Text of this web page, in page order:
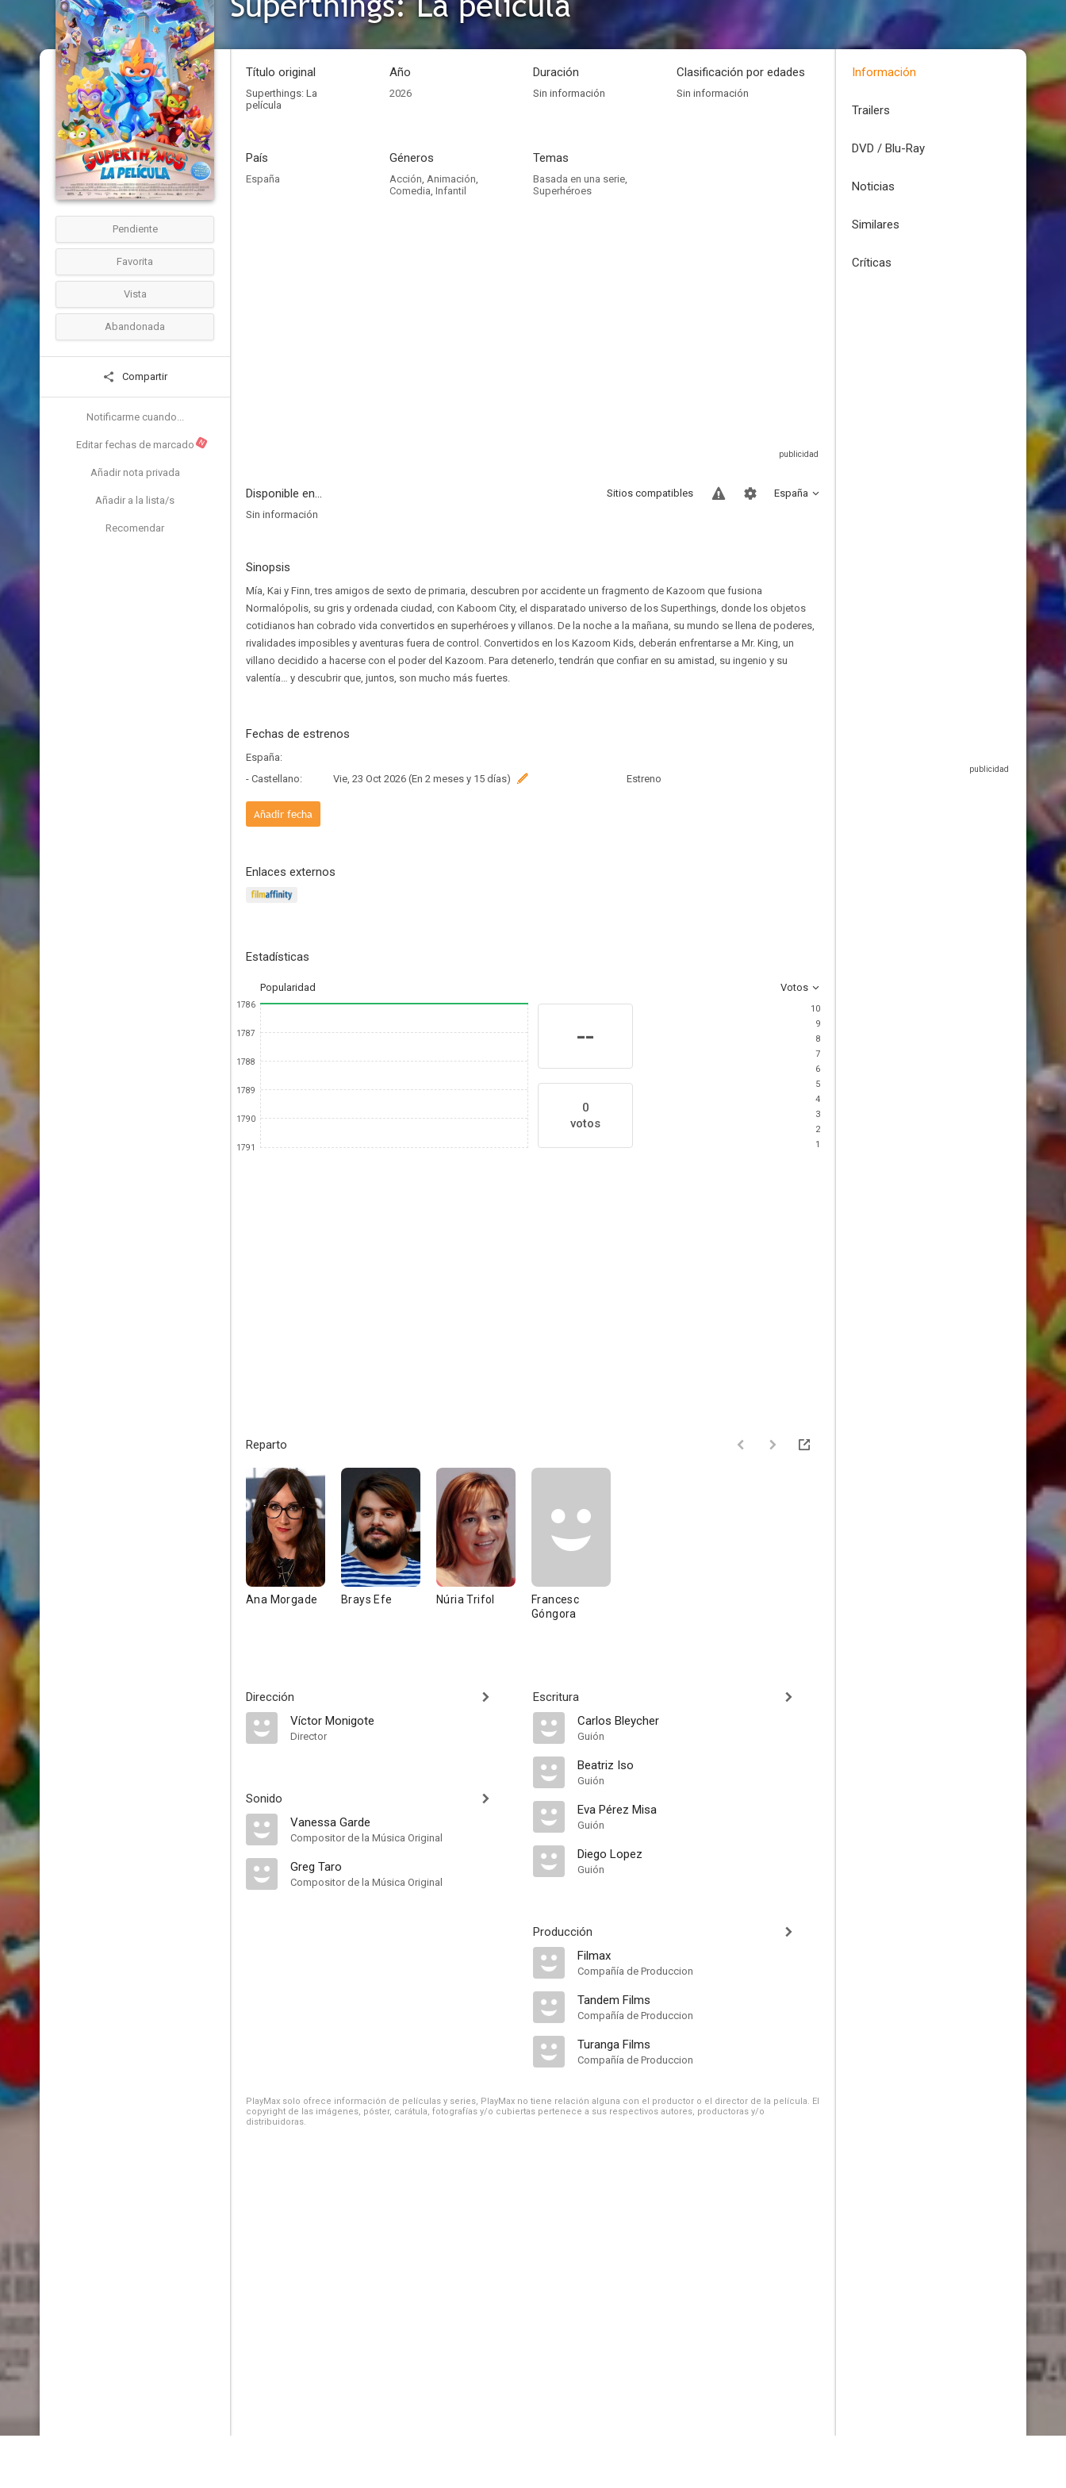
Pendiente
Favorita
Vista
Abandonada
Compartir
Notificarme cuando...
Editar fechas de marcado N
Añadir nota privada
Añadir a la lista/s
Recomendar
Título original
Superthings: La
película
Año
2026
Duración
Sin información
Clasificación por edades
Sin información
País
España
Géneros
Acción, Animación,
Comedia, Infantil
Temas
Basada en una serie,
Superhéroes
Disponible en... España
Sitios compatibles
Sin información
Sinopsis
Mía, Kai y Finn, tres amigos de sexto de primaria, descubren por accidente un fragmento de Kazoom que fusiona
Normalópolis, su gris y ordenada ciudad, con Kaboom City, el disparatado universo de los Superthings, donde los objetos
cotidianos han cobrado vida convertidos en superhéroes y villanos. De la noche a la mañana, su mundo se llena de poderes,
rivalidades imposibles y aventuras fuera de control. Convertidos en los Kazoom Kids, deberán enfrentarse a Mr. King, un
villano decidido a hacerse con el poder del Kazoom. Para detenerlo, tendrán que confiar en su amistad, su ingenio y su
valentía… y descubrir que, juntos, son mucho más fuertes.
Fechas de estrenos
España:
- Castellano:
Vie, 23 Oct 2026 (En 2 meses y 15 días) Estreno
Añadir fecha
Enlaces externos
Estadísticas
Popularidad Votos
1786
1787
1788
1789
1790
1791
--
0
votos
10
9
8
7
6
5
4
3
2
1
Reparto
Ana Morgade Brays Efe Núria Trifol
Francesc
Góngora
Dirección
Víctor Monigote
Director
Sonido
Vanessa Garde
Compositor de la Música Original
Greg Taro
Compositor de la Música Original
Escritura
Carlos Bleycher
Guión
Beatriz Iso
Guión
Eva Pérez Misa
Guión
Diego Lopez
Guión
Producción
Filmax
Compañía de Produccion
Tandem Films
Compañía de Produccion
Turanga Films
Compañía de Produccion
PlayMax solo ofrece información de películas y series, PlayMax no tiene relación alguna con el productor o el director de la película. El
copyright de las imágenes, póster, carátula, fotografías y/o cubiertas pertenece a sus respectivos autores, productoras y/o
distribuidoras.
Información
Trailers
DVD / Blu-Ray
Noticias
Similares
Críticas